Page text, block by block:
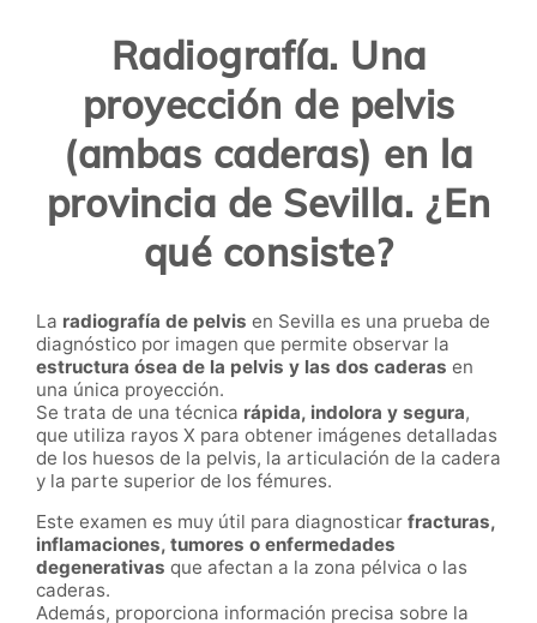
Radiografía. Una
proyección de pelvis
(ambas caderas) en la
provincia de Sevilla. ¿En
qué consiste?
La radiografía de pelvis en Sevilla es una prueba de
diagnóstico por imagen que permite observar la
estructura ósea de la pelvis y las dos caderas en
una única proyección.
Se trata de una técnica rápida, indolora y segura,
que utiliza rayos X para obtener imágenes detalladas
de los huesos de la pelvis, la articulación de la cadera
y la parte superior de los fémures.
Este examen es muy útil para diagnosticar fracturas,
inflamaciones, tumores o enfermedades
degenerativas que afectan a la zona pélvica o las
caderas.
Además, proporciona información precisa sobre la